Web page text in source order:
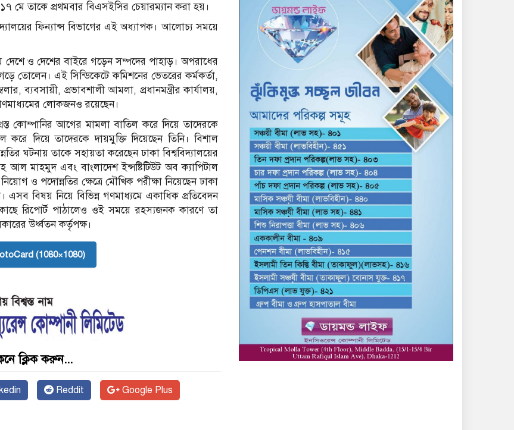
মে তাকে প্রথমবার বিএসইসির চেয়ারম্যান করা হয়।
ফিন্যান্স বিভাগের এই অধ্যাপক। আলোচ্য সময়ে
দেশে ও দেশের বাইরে গড়েন সম্পদের পাহাড়। অপরাধের
তোলেন। এই সিন্ডিকেটে কমিশনের ভেতরের কর্মকর্তা,
ব্যবসায়ী, প্রভাবশালী আমলা, প্রধানমন্ত্রীর কার্যালয়,
গণমাধ্যমের লোকজনও রয়েছেন।
কোম্পানির আগের মামলা বাতিল করে দিয়ে তাদেরকে
করে দিয়ে তাদেরকে দায়মুক্তি দিয়েছেন তিনি। বিশাল
ঘটনায় তাকে সহায়তা করেছেন ঢাকা বিশ্ববিদ্যালয়ের
আল মাহমুদ এবং বাংলাদেশ ইন্সষ্টিটিউট অব ক্যাপিটাল
ও পদোন্নতির ক্ষেত্রে মৌখিক পরীক্ষা নিয়েছেন ঢাকা
বিষয় নিয়ে বিভিন্ন গণমাধ্যমে একাধিক প্রতিবেদন
রিপোর্ট পাঠালেও ওই সময়ে রহস্যজনক কারণে তা
উর্ধ্বতন কর্তৃপক্ষ।
(1080×1080)
ক্লিক করুন...
Reddit Google Plus